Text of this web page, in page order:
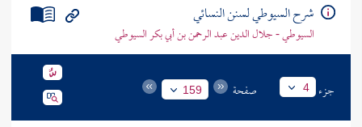
شرح السيوطي لسنن النسائي
السيوطي - جلال الدين عبد الرحمن بن أبي بكر السيوطي
جزء 4 صفحة 159